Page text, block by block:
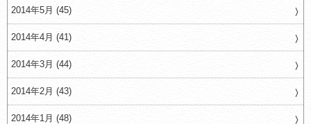
2014年5月 (45)
2014年4月 (41)
2014年3月 (44)
2014年2月 (43)
2014年1月 (48)